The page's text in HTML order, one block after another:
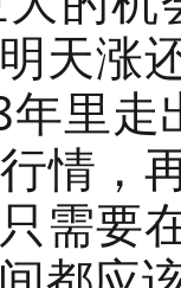
天涨
里
情，
需要